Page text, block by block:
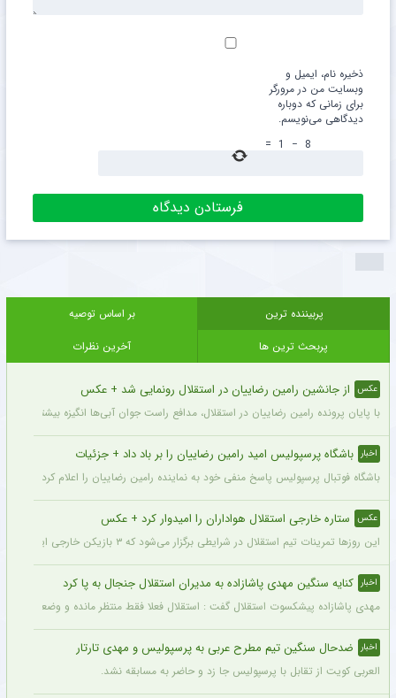
ذخیره نام، ایمیل و
وبسایت من در مرورگر
برای زمانی که دوباره
دیدگاهی می‌نویسم.
8
−
1
=
پربیننده ترین
بر اساس توصیه
پربحث ترین ها
آخرین نظرات
عکس از جانشین رامین رضاییان در استقلال رونمایی شد + عکس
با پایان پرونده رامین رضاییان در استقلال، مدافع راست جوان آبی‌ها انگیزه بیشتری
اخبار باشگاه پرسپولیس امید رامین رضاییان را بر باد داد + جزئیات
باشگاه فوتبال پرسپولیس پاسخ منفی خود به نماینده رامین رضاییان را اعلام کرد.
عکس ستاره خارجی استقلال هواداران را امیدوار کرد + عکس
این روزها تمرینات تیم استقلال در شرایطی برگزار می‌شود که ۳ بازیکن خارجی این تیم با قدرت در کنار دیگر بازیکنان داخلی استقلال مشغول تمرین کردن هستند.
اخبار کنایه سنگین مهدی پاشازاده به مدیران استقلال جنجال به پا کرد
مهدی پاشازاده پیشکسوت استقلال گفت : استقلال فعلا فقط منتظر مانده و وضعیت
اخبار ضدحال سنگین تیم مطرح عربی به پرسپولیس و مهدی تارتار
العربی کویت از تقابل با پرسپولیس جا زد و حاضر به مسابقه نشد.